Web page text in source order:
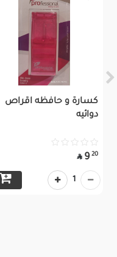
كسارة و حافظه اقراص
دوائيه
20
9

1